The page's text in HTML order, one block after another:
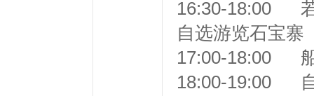
16:30-18:00 若
自选游览石宝寨
17:00-18:00
18:00-19:00